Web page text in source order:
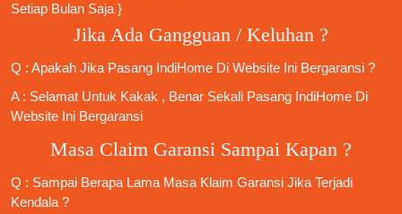
Setiap Bulan Saja }
Jika Ada Gangguan / Keluhan ?
Q : Apakah Jika Pasang IndiHome Di Website Ini Bergaransi ?
A : Selamat Untuk Kakak , Benar Sekali Pasang IndiHome Di
Website Ini Bergaransi
Masa Claim Garansi Sampai Kapan ?
Q : Sampai Berapa Lama Masa Klaim Garansi Jika Terjadi
Kendala ?